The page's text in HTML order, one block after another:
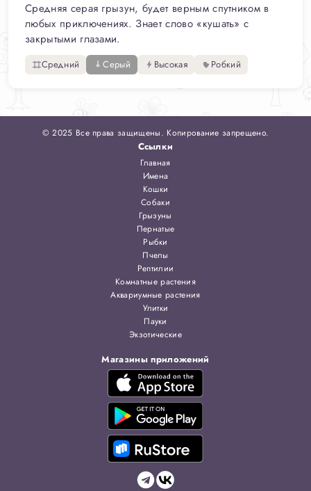
Средняя серая грызун, будет верным спутником в
любых приключениях. Знает слово «кушать» с
закрытыми глазами.
Средний Серый Высокая Робкий
© 2025 Все права защищены. Копирование запрещено.
Ссылки
Главная
Имена
Кошки
Собаки
Грызуны
Пернатые
Рыбки
Пчелы
Рептилии
Комнатные растения
Аквариумные растения
Улитки
Пауки
Экзотические
Магазины приложений